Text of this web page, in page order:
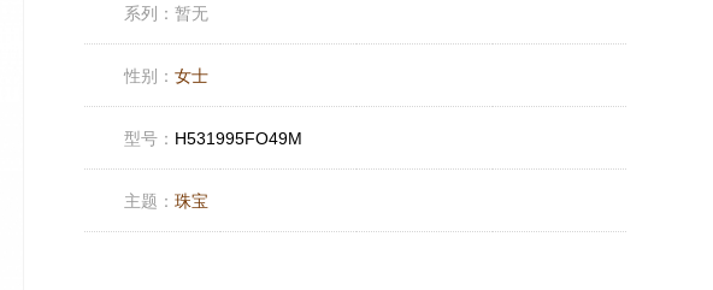
系列： 暂无
性别： 女士
型号： H531995FO49M
主题： 珠宝